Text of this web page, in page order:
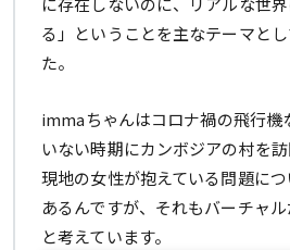
る」ということを主なテーマと
た。
immaちゃんはコロナ禍の飛行機
いない時期にカンボジアの村を
現地の女性が抱えている問題に
あるんですが、それもバーチャ
と考えています。